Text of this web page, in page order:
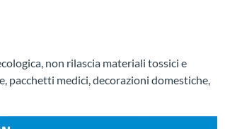
non rilascia materiali tossici e
pacchetti medici, decorazioni domestiche,